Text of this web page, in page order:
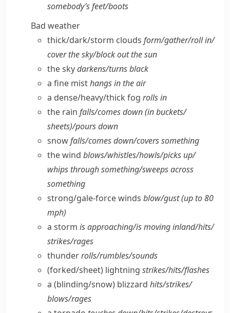
somebody’s feet/​boots
Bad weather
thick/​dark/​storm clouds form/​gather/​roll in/​
cover the sky/​block out the sun
the skydarkens/​turns black
a fine misthangs in the air
a dense/​heavy/​thick fog rolls in
the rain falls/​comes down (in buckets/​
sheets)/pours down
snowfalls/​comes down/​covers something
the wind blows/​whistles/​howls/​picks up/​
whips through something/​sweeps across
something
strong/​gale-force winds blow/​gust (up to 80
mph)
a storm is approaching/​is moving inland/​hits/​
strikes/​rages
thunderrolls/​rumbles/​sounds
(forked/​sheet) lightning strikes/​hits/​flashes
a (blinding/​snow) blizzard hits/​strikes/​
blows/​rages